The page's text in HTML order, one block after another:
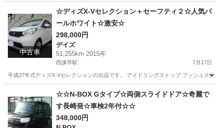
西諫早駅 ダイハツ ハイゼットダンプ
中古車
☆ディズX-Vセレクション＋セーフティ２☆人気パ
ールホワイト☆激安☆
298,000円
デイズ
51,255km 2015年
西諫早駅 7月17日
平成27年式ディズX-Vセレクションの出品です。 アイドリングストップ プッシュス
西諫早駅 デイズ ディズ
☆☆N-BOX Gタイプ☆両側スライドドア☆奇麗で
す長崎発☆車検2年付☆☆
348,000円